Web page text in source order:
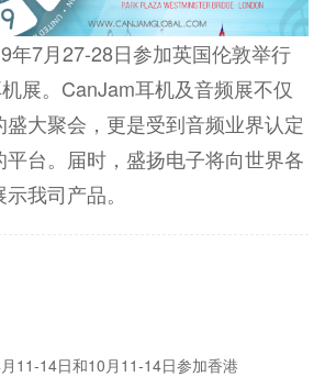
年7月27-28日参加英国伦敦举行
展。CanJam耳机及音频展不仅
大聚会，更是受到音频业界认定
台。届时，盛扬电子将向世界各
我司产品。
11-14日和10月11-14日参加香港